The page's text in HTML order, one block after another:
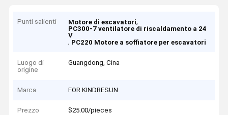
Punti salienti Motore di escavatori,
PC300-7 ventilatore di riscaldamento a 24
V
, PC220 Motore a soffiatore per escavatori
Luogo di
origine
Guangdong, Cina
Marca FOR KINDRESUN
Prezzo $25.00/pieces